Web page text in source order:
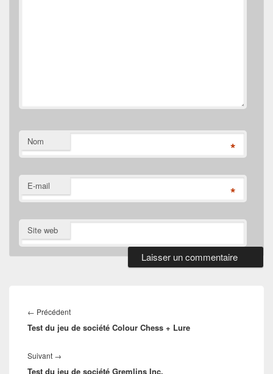
Nom *
E-mail *
Site web
de
l’article
← PrécédentArticle
précédent :
Test du jeu de société Colour Chess + Lure
Suivant →
suivant :
Test du jeu de société Gremlins Inc.